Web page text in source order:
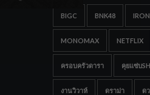
BIGC BNK48
MONOMAX NETFLIX
ครอบครัวดารา คุยแซ่บ
งานวิวาห์ ดราม่า ด